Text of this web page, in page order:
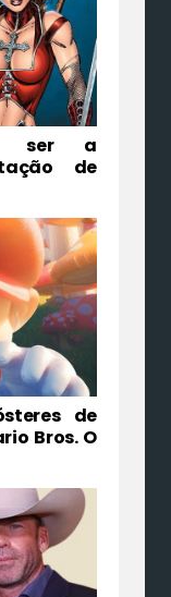
ser a
de
de
Bros. O